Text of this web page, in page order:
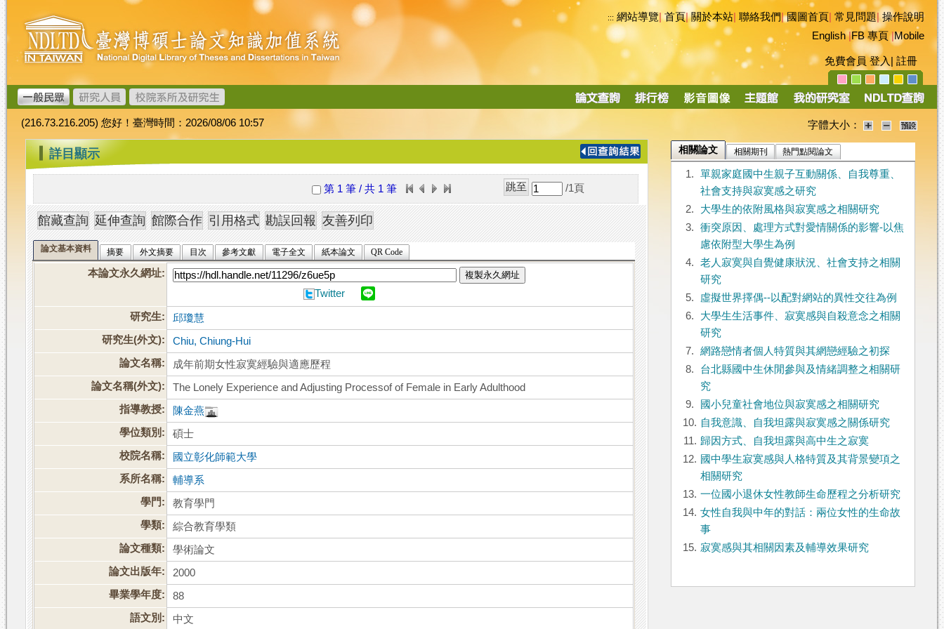
跳
到
主
要
內
容
臺
灣
博
碩
士
論
文
加
值
系
統
::: 網站導覽|首頁|關於本站 聯絡我們|國圖首頁 常見問題|操作說明
English|FB 專頁|Mobile
免費會員 登入 註冊
導
(216.73.216.205) 您好！臺灣時間：2026/08/06 10:57 字體大小：
::: 詳目顯示
第 1 筆 / 共 1 筆 /1 頁
論文基本資料 摘要 外文摘要 目次 參考文獻 電子全文 紙本論文 QR Code
本論文永久網址: 複製永久網址
Twitter
研究生:
邱瓊慧
研究生(外文):
Chiu, Chiung-Hui
論文名稱:
成年前期女性寂寞經驗與適應歷程
論文名稱(外文):
The Lonely Experience and Adjusting Processof of Female in Early Adulthood
指導教授:
陳金燕
學位類別:
碩士
校院名稱:
國立彰化師範大學
系所名稱:
輔導系
學門:
教育學門
學類:
綜合教育學類
論文種類:
學術論文
論文出版年:
2000
畢業學年度:
88
語文別:
中文
相關論文 相關期刊 熱門點閱論文
1.
單親家庭國中生親子互動關係、自我尊重、
社會支持與寂寞感之研究
2.
大學生的依附風格與寂寞感之相關研究
3.
衝突原因、處理方式對愛情關係的影響-以焦
慮依附型大學生為例
4.
老人寂寞與自覺健康狀況、社會支持之相關
研究
5.
虛擬世界擇偶--以配對網站的異性交往為例
6.
大學生生活事件、寂寞感與自殺意念之相關
研究
7.
網路戀情者個人特質與其網戀經驗之初探
8.
台北縣國中生休閒參與及情緒調整之相關研
究
9.
國小兒童社會地位與寂寞感之相關研究
10. 自我意識、自我坦露與寂寞感之關係研究
11. 歸因方式、自我坦露與高中生之寂寞
12. 國中學生寂寞感與人格特質及其背景變項之
相關研究
13. 一位國小退休女性教師生命歷程之分析研究
14. 女性自我與中年的對話：兩位女性的生命故
事
15. 寂寞感與其相關因素及輔導效果研究